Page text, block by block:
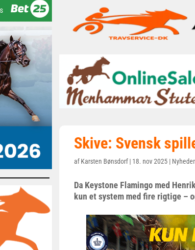
Skive: Svensk
afKarsten Bønsdorf| 18. nov 2025 | Nyheder
Da Keystone Flamingo med
kun et system med fire rigtige –